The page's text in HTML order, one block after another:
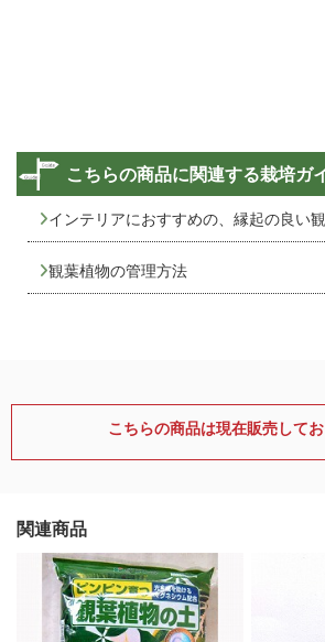
こちらの商品に関連する栽培ガ
インテリアにおすすめの、縁起の良い
観葉植物の管理方法
こちらの商品は現在販売して
関連商品